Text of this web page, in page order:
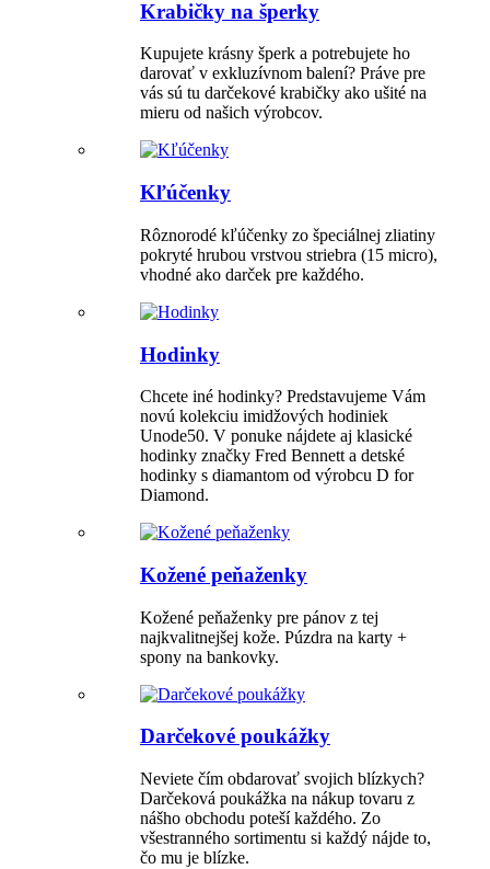
Krabičky na šperky
Kupujete krásny šperk a potrebujete ho
darovať v exkluzívnom balení? Práve pre
vás sú tu darčekové krabičky ako ušité na
mieru od našich výrobcov.
Kľúčenky
Rôznorodé kľúčenky zo špeciálnej zliatiny
pokryté hrubou vrstvou striebra (15 micro),
vhodné ako darček pre každého.
Hodinky
Chcete iné hodinky? Predstavujeme Vám
novú kolekciu imidžových hodiniek
Unode50. V ponuke nájdete aj klasické
hodinky značky Fred Bennett a detské
hodinky s diamantom od výrobcu D for
Diamond.
Kožené peňaženky
Kožené peňaženky pre pánov z tej
najkvalitnejšej kože. Púzdra na karty +
spony na bankovky.
Darčekové poukážky
Neviete čím obdarovať svojich blízkych?
Darčeková poukážka na nákup tovaru z
nášho obchodu poteší každého. Zo
všestranného sortimentu si každý nájde to,
čo mu je blízke.